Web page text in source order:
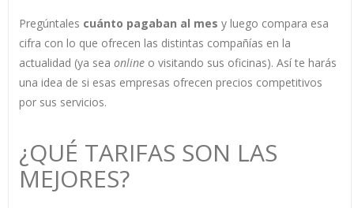
Pregúntales cuánto pagaban al mes y luego compara esa
cifra con lo que ofrecen las distintas compañías en la
actualidad (ya sea onlineo visitando sus oficinas). Así te harás
una idea de si esas empresas ofrecen precios competitivos
por sus servicios.
¿QUÉ TARIFAS SON LAS
MEJORES?